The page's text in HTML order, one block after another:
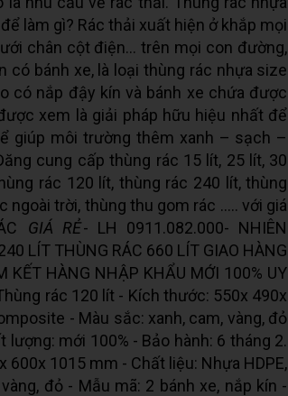
làm gì? Rác thải xuất hiện ở khắp mọi
chân cột điện… trên mọi con đường,
có bánh xe, là loại thùng rác nhựa size
có nắp đậy kín và bánh xe chứa được
xem là giải pháp hữu hiệu nhất để
giúp môi trường thêm xanh – sạch –
cung cấp thùng rác 15 lít, 25 lít, 30
rác 120 lít, thùng rác 240 lít, thùng
ngoài trời, thùng thu gom rác ..... với giá
GIÁ RẺ- LH 0911.082.000- NHIÊN
LÍT THÙNG RÁC 660 LÍT GIAO HÀNG
KẾT HÀNG NHẬP KHẨU MỚI 100% UY
rác 120 lít - Kích thước: 550x 490x
- Màu sắc: xanh, cam, vàng, đỏ
lượng: mới 100% - Bảo hành: 6 tháng 2.
1015 mm - Chất liệu: Nhựa HDPE,
đỏ - Mẫu mã: 2 bánh xe, nắp kín -